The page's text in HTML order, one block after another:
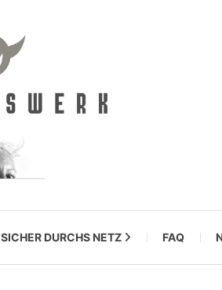
SICHER DURCHS NETZ FAQ